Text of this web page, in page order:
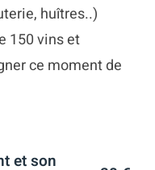
huîtres..)
150 vins et
ce moment de
et son